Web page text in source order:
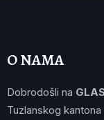
O NAMA
Dobrodošli na
Tuzlanskog